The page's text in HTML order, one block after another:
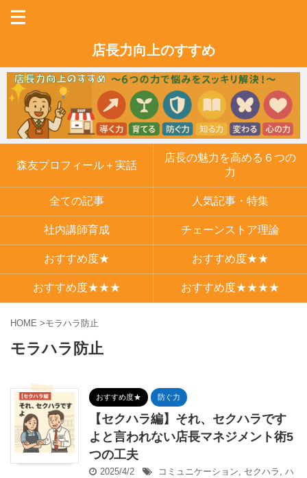
店長力向上のすすめ
森友プロフィール＋実話
店長の魅力を高める６つの
力
全ての記事 人気記事・特集
社内講師育成 チェーンストア理論
おすすめ度★ おすすめ度★★
おすすめ度★★★ おすすめ度★★★★
HOME >モラハラ防止
モラハラ防止
おすすめ度★ 防ぐ力
【セクハラ編】それ、セクハラです
よと言われない店長マネジメント術5
つの工夫
2025/4/2 コミュニケーション, セクハラ , ハ